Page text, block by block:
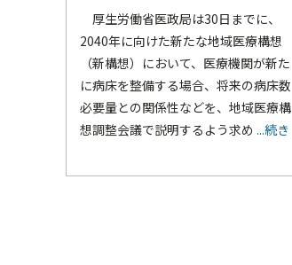
厚生労働省医政局は30日までに、
2040年に向けた新たな地域医療構想
（新構想）において、医療機関が新た
に病床を整備する場合、将来の病床数
必要量との関係性などを、地域医療構
想調整会議で説明するよう求め ...続き